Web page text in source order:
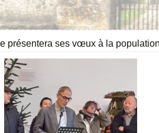
présentera ses vœux à la